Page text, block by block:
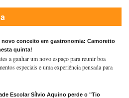
novo conceito em gastronomia: Camoretto
quinta!
a ganhar um novo espaço para reunir boa
especiais e uma experiência pensada para
Escolar Sílvio Aquino perde o "Tio